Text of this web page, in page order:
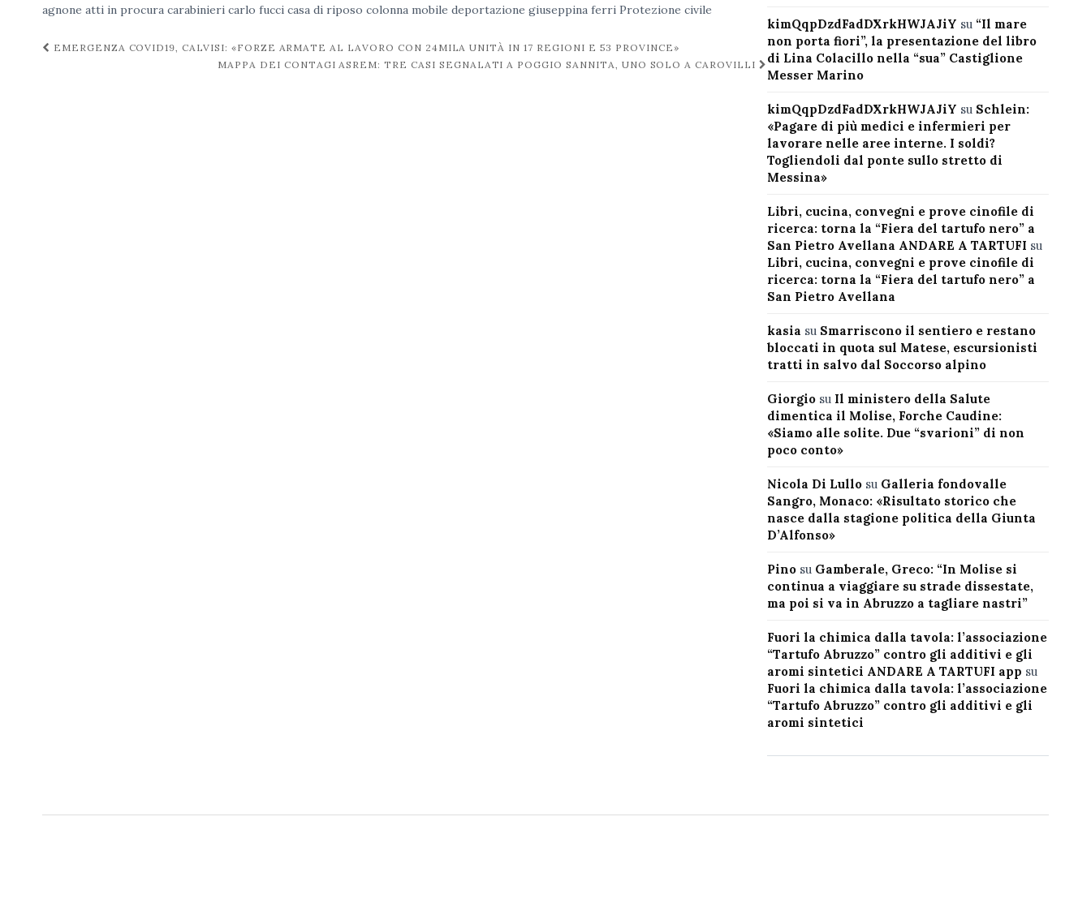
agnone atti in procura carabinieri carlo fucci casa di riposo colonna mobile deportazione giuseppina ferri Protezione civile
Navigazione
EMERGENZA COVID19, CALVISI: «FORZE ARMATE AL LAVORO CON 24MILA UNITÀ IN 17 REGIONI E 53 PROVINCE»
MAPPA DEI CONTAGI ASREM: TRE CASI SEGNALATI A POGGIO SANNITA, UNO SOLO A CAROVILLI
kimQqpDzdFadDXrkHWJAJiY su “Il mare
non porta fiori”, la presentazione del libro
di Lina Colacillo nella “sua” Castiglione
Messer Marino
kimQqpDzdFadDXrkHWJAJiY su Schlein:
«Pagare di più medici e infermieri per
lavorare nelle aree interne. I soldi?
Togliendoli dal ponte sullo stretto di
Messina»
Libri, cucina, convegni e prove cinofile di
ricerca: torna la “Fiera del tartufo nero” a
San Pietro Avellana ANDARE A TARTUFI su
Libri, cucina, convegni e prove cinofile di
ricerca: torna la “Fiera del tartufo nero” a
San Pietro Avellana
kasia su Smarriscono il sentiero e restano
bloccati in quota sul Matese, escursionisti
tratti in salvo dal Soccorso alpino
Giorgiosu Il ministero della Salute
dimentica il Molise, Forche Caudine:
«Siamo alle solite. Due “svarioni” di non
poco conto»
Nicola Di Lullosu Galleria fondovalle
Sangro, Monaco: «Risultato storico che
nasce dalla stagione politica della Giunta
D’Alfonso»
Pinosu Gamberale, Greco: “In Molise si
continua a viaggiare su strade dissestate,
ma poi si va in Abruzzo a tagliare nastri”
Fuori la chimica dalla tavola: l’associazione
“Tartufo Abruzzo” contro gli additivi e gli
aromi sintetici ANDARE A TARTUFI app su
Fuori la chimica dalla tavola: l’associazione
“Tartufo Abruzzo” contro gli additivi e gli
aromi sintetici